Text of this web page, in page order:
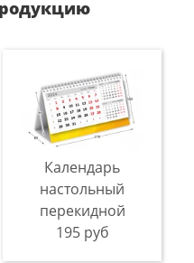
Календарь
настольный
перекидной
195 руб